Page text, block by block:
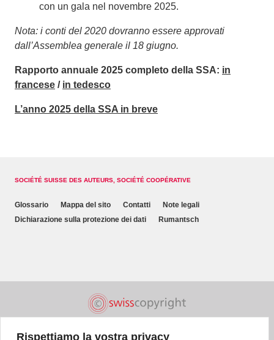
Rispettiamo la vostra privacy
con un gala nel novembre 2025.
Nota: i conti del 2020 dovranno essere approvati
dall’Assemblea generale il 18 giugno.
Rapporto annuale 2025 completo della SSA: in
francese / in tedesco
L’anno 2025 della SSA in breve
SOCIÉTÉ SUISSE DES AUTEURS, SOCIÉTÉ COOPÉRATIVE
Glossario Mappa del sito Contatti
Note legali
Dichiarazione sulla protezione dei dati
Rumantsch